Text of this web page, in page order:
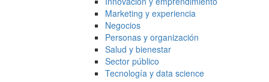
Marketing y experiencia
Negocios
Personas y organización
Salud y bienestar
Sector público
Tecnología y data science